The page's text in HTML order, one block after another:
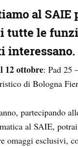
al SAIE
tutte le
interessano.
12 ottobre: Pad 25
di Bologna
partecipando
al SAIE,
omaggi esclusivi,